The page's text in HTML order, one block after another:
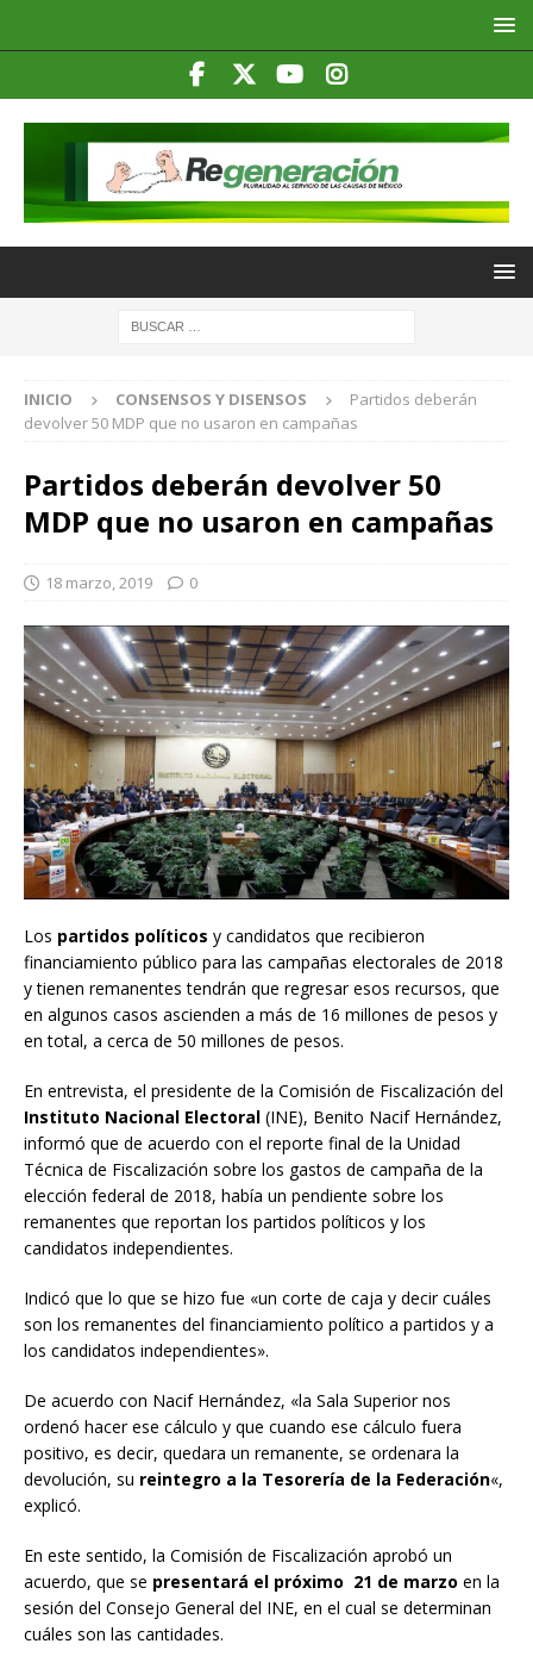
INICIO CONSENSOS Y DISENSOS
Partidos deberán
devolver 50 MDP que no usaron en campañas
Partidos deberán devolver 50
MDP que no usaron en campañas
18 marzo, 2019 0
Los partidos políticos y candidatos que recibieron
financiamiento público para las campañas electorales de 2018
y tienen remanentes tendrán que regresar esos recursos, que
en algunos casos ascienden a más de 16 millones de pesos y
en total, a cerca de 50 millones de pesos.
En entrevista, el presidente de la Comisión de Fiscalización del
Instituto Nacional Electoral (INE), Benito Nacif Hernández,
informó que de acuerdo con el reporte final de la Unidad
Técnica de Fiscalización sobre los gastos de campaña de la
elección federal de 2018, había un pendiente sobre los
remanentes que reportan los partidos políticos y los
candidatos independientes.
Indicó que lo que se hizo fue «un corte de caja y decir cuáles
son los remanentes del financiamiento político a partidos y a
los candidatos independientes».
De acuerdo con Nacif Hernández, «la Sala Superior nos
ordenó hacer ese cálculo y que cuando ese cálculo fuera
positivo, es decir, quedara un remanente, se ordenara la
devolución, su reintegro a la Tesorería de la Federación«,
explicó.
En este sentido, la Comisión de Fiscalización aprobó un
acuerdo, que se presentará el próximo 21 de marzo en la
sesión del Consejo General del INE, en el cual se determinan
cuáles son las cantidades.